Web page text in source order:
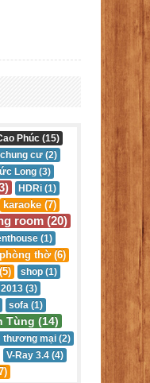
Phúc (15)
chung cư (2)
Long (3)
HDRi (1)
karaoke (7)
room (20)
(1)
phòng thờ (6)
shop (1)
(3)
sofa (1)
Tùng (14)
thương mại (2)
V-Ray 3.4 (4)